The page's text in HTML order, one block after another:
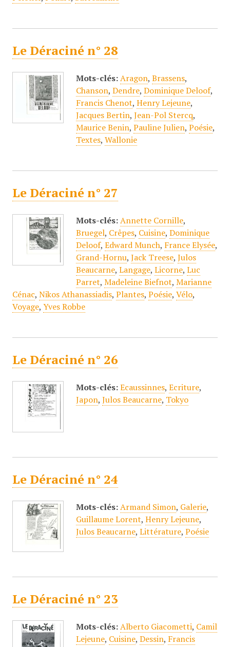
Le Déraciné n° 28
Mots-clés: Aragon, Brassens,
Chanson, Dendre, Dominique Deloof,
Francis Chenot, Henry Lejeune,
Jacques Bertin, Jean-Pol Stercq,
Maurice Benin, Pauline Julien, Poésie,
Textes, Wallonie
Le Déraciné n° 27
Mots-clés: Annette Cornille,
Bruegel, Crêpes, Cuisine, Dominique
Deloof, Edward Munch, France Elysée,
Grand-Hornu, Jack Treese, Julos
Beaucarne, Langage, Licorne, Luc
Parret, Madeleine Biefnot, Marianne
Cénac, Nikos Athanassiadis, Plantes, Poésie, Vélo,
Voyage, Yves Robbe
Le Déraciné n° 26
Mots-clés: Ecaussinnes, Ecriture,
Japon, Julos Beaucarne, Tokyo
Le Déraciné n° 24
Mots-clés: Armand Simon, Galerie,
Guillaume Lorent, Henry Lejeune,
Julos Beaucarne, Littérature, Poésie
Le Déraciné n° 23
Mots-clés: Alberto Giacometti, Camil
Lejeune, Cuisine, Dessin, Francis